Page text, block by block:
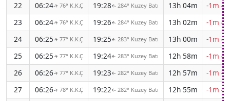
22
06:24↑ 76° K.K.Ç 19:28↑ 284° Kuzey Batı 13h 04m
-1m
23
06:24↑ 76° K.K.Ç 19:26↑ 284° Kuzey Batı 13h 02m
-1m
24
06:25↑ 77° K.K.Ç 19:25↑ 283° Kuzey Batı 13h 00m
-1m
25
06:25↑ 77° K.K.Ç 19:24↑ 283° Kuzey Batı 12h 58m
-1m
26
06:26↑ 77° K.K.Ç 19:23↑ 282° Kuzey Batı 12h 57m
-1m
27
06:26↑ 78° K.K.Ç 19:22↑ 282° Kuzey Batı 12h 55m
-1m